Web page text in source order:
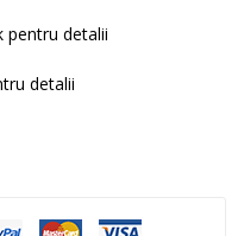
pentru detalii
detalii